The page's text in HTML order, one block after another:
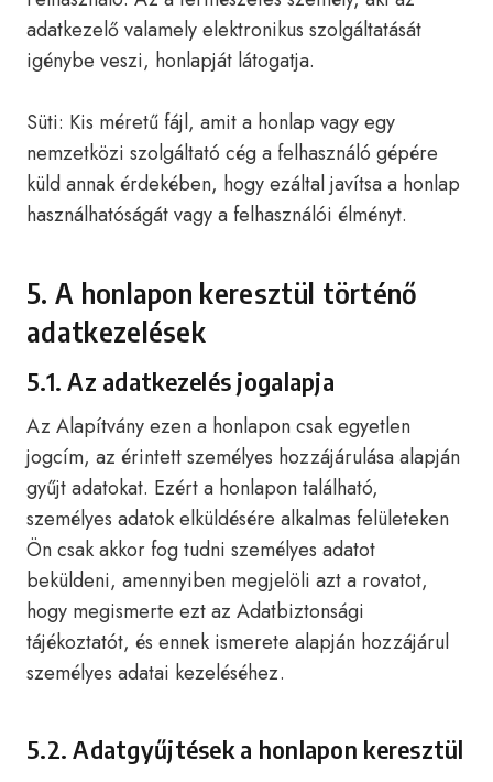
adatkezelő valamely elektronikus szolgáltatását
igénybe veszi, honlapját látogatja.
Süti: Kis méretű fájl, amit a honlap vagy egy
nemzetközi szolgáltató cég a felhasználó gépére
küld annak érdekében, hogy ezáltal javítsa a honlap
használhatóságát vagy a felhasználói élményt.
5. A honlapon keresztül történő
adatkezelések
5.1. Az adatkezelés jogalapja
Az Alapítvány ezen a honlapon csak egyetlen
jogcím, az érintett személyes hozzájárulása alapján
gyűjt adatokat. Ezért a honlapon található,
személyes adatok elküldésére alkalmas felületeken
Ön csak akkor fog tudni személyes adatot
beküldeni, amennyiben megjelöli azt a rovatot,
hogy megismerte ezt az Adatbiztonsági
tájékoztatót, és ennek ismerete alapján hozzájárul
személyes adatai kezeléséhez.
5.2. Adatgyűjtések a honlapon keresztül